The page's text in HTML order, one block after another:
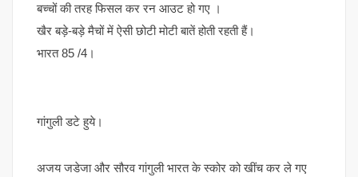
बच्चों की तरह फिसल कर रन आउट हो गए ।
खैर बड़े-बड़े मैचों में ऐसी छोटी मोटी बातें होती रहती हैं।
भारत 85 /4।
गांगुली डटे हुये।
अजय जडेजा और सौरव गांगुली भारत के स्कोर को खींच कर ले गए